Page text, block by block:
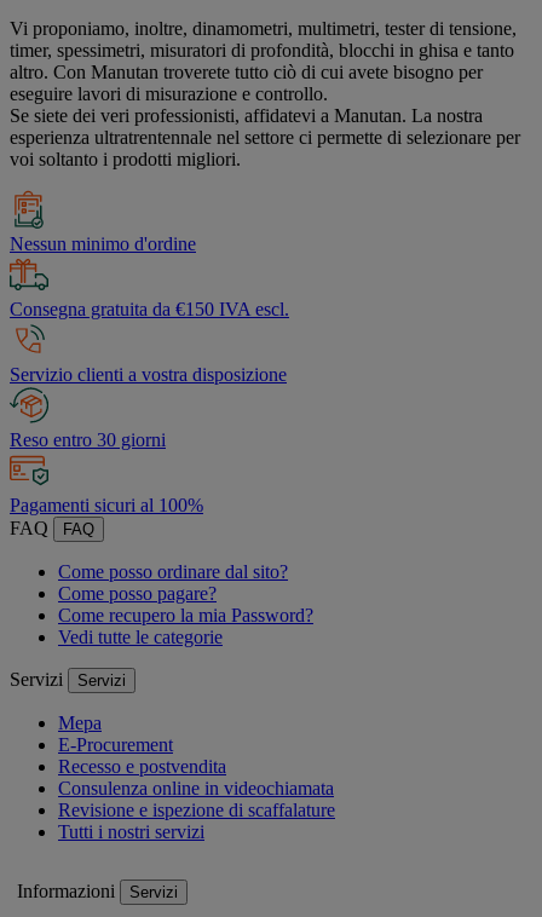
Vi proponiamo, inoltre, dinamometri, multimetri, tester di tensione,
timer, spessimetri, misuratori di profondità, blocchi in ghisa e tanto
altro. Con Manutan troverete tutto ciò di cui avete bisogno per
eseguire lavori di misurazione e controllo.
Se siete dei veri professionisti, affidatevi a Manutan. La nostra
esperienza ultratrentennale nel settore ci permette di selezionare per
voi soltanto i prodotti migliori.
Nessun minimo d'ordine
Consegna gratuita da €150 IVA escl.
Servizio clienti a vostra disposizione
Reso entro 30 giorni
Pagamenti sicuri al 100%
FAQ
FAQ
Come posso ordinare dal sito?
Come posso pagare?
Come recupero la mia Password?
Vedi tutte le categorie
Servizi Servizi
Mepa
E-Procurement
Recesso e postvendita
Consulenza online in videochiamata
Revisione e ispezione di scaffalature
Tutti i nostri servizi
Informazioni Servizi